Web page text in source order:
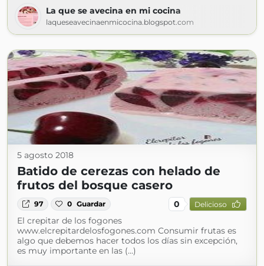
La que se avecina en mi cocina
laqueseavecinaenmicocina.blogspot.com
5 agosto 2018
Batido de cerezas con helado de
frutos del bosque casero
97 0 Guardar 0 Delicioso
El crepitar de los fogones
www.elcrepitardelosfogones.com Consumir frutas es
algo que debemos hacer todos los días sin excepción,
es muy importante en las (...)